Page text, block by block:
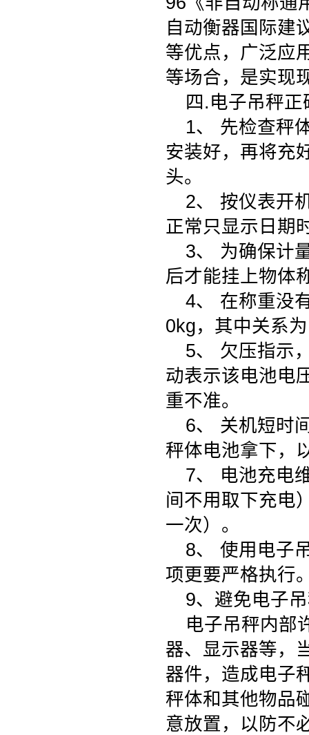
自动衡器国际建
等优点，广泛应
等场合，是实现
四.电子吊秤
1、 先检查秤
安装好，再将充
头。
2、 按仪表开
正常只显示日期
3、 为确保计
后才能挂上物体
4、 在称重没
0kg，其中关系
5、 欠压指示
动表示该电池电
重不准。
6、 关机短时
秤体电池拿下，
7、 电池充电
间不用取下充电
一次）。
8、 使用电子
项更要严格执行
9、避免电子
电子吊秤内部
器、显示器等，
器件，造成电子
秤体和其他物品
意放置，以防不